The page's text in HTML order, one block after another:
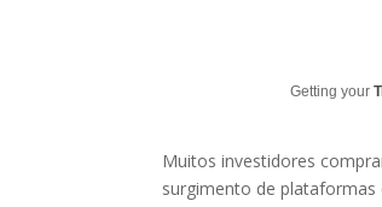
Getting your
Muitos investidores
surgimento de plataformas